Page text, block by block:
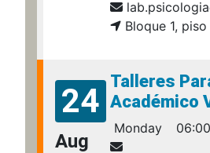
Bloque 1,
24
Aug
Talleres
Académico
Monday